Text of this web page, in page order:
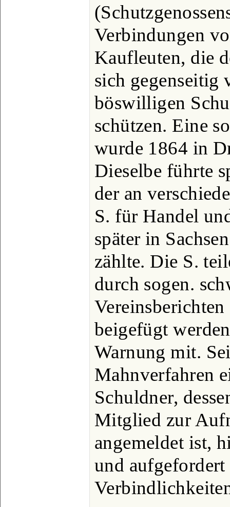
Verbindungen
Kaufleuten, die
sich gegenseitig
böswilligen
schützen. Eine
wurde 1864 in
Dieselbe führte
der an
S. für Handel
später in
zählte. Die S.
durch sogen.
beigefügt
Warnung mit.
Mahnverfahren
Schuldner,
Mitglied zur
angemeldet ist,
und